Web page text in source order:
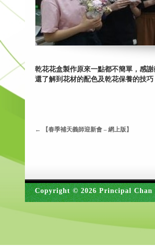
乾花花盒製作原來一點都不簡單，感
還了解到花材的配色及乾花保養的技
← 【春季補天義師迎新會 – 網上版】
Copyright © 2026 Principal